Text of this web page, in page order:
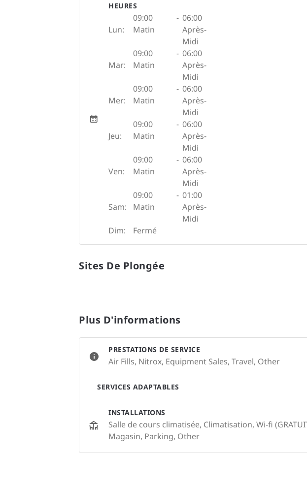
HEURES
Lun:
09:00
Matin
- 06:00
Après-
Midi
Mar:
09:00
Matin
- 06:00
Après-
Midi
Mer:
09:00
Matin
- 06:00
Après-
Midi
Jeu:
09:00
Matin
- 06:00
Après-
Midi
Ven:
09:00
Matin
- 06:00
Après-
Midi
Sam:
09:00
Matin
- 01:00
Après-
Midi
Dim:
Fermé
Sites De Plongée
Plus D'informations
PRESTATIONS DE SERVICE
Air Fills, Nitrox, Equipment Sales, Travel, Other
SERVICES ADAPTABLES
INSTALLATIONS
Salle de cours climatisée, Climatisation, Wi-fi
Magasin, Parking, Other